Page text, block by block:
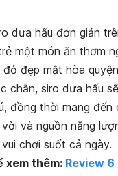
dưa hấu đơn giản
một món ăn thơm
đỏ đẹp mắt hòa
chắn, siro dưa hấu
đồng thời mang đến
và nguồn năng
chơi suốt cả ngày.
xem thêm: Review